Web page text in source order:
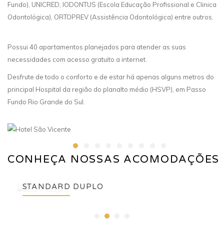
Fundo), UNICRED, IODONTUS (Escola Educação Profissional e Clinica
Odontológica), ORTOPREV (Assistência Odontológica) entre outros.
Possui 40 apartamentos planejados para atender as suas
necessidades com acesso gratuito a internet.
Desfrute de todo o conforto e de estar há apenas alguns metros do
principal Hospital da região do planalto médio (HSVP), em Passo
Fundo Rio Grande do Sul.
CONHEÇA NOSSAS ACOMODAÇÕES
STANDARD DUPLO